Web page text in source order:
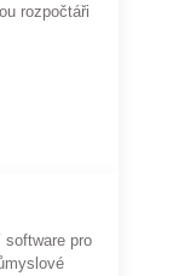
rozpočtáři
pro